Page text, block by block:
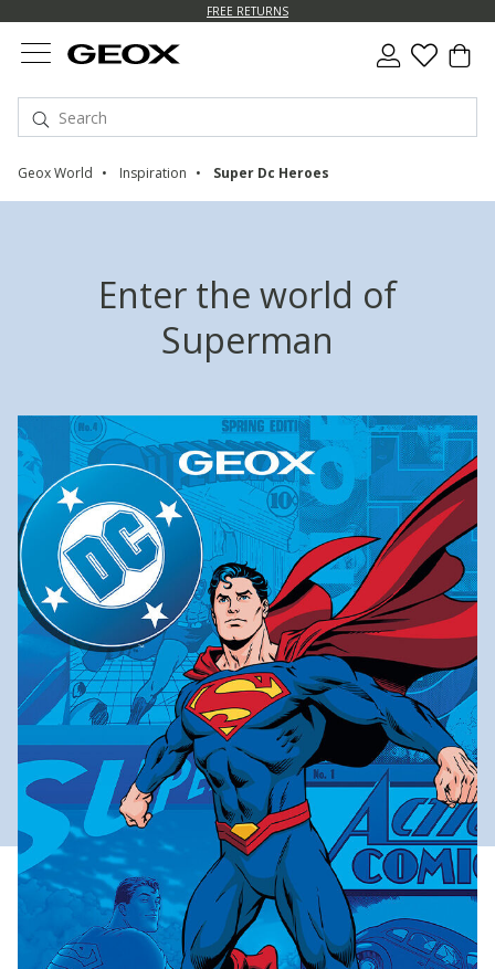
FREE RETURNS
Geox World Inspiration Super Dc Heroes
Enter the world of
Superman